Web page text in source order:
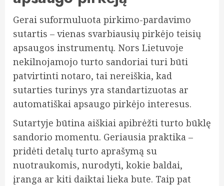
Gerai suformuluota pirkimo-pardavimo
sutartis – vienas svarbiausių pirkėjo teisių
apsaugos instrumentų. Nors Lietuvoje
nekilnojamojo turto sandoriai turi būti
patvirtinti notaro, tai nereiškia, kad
sutarties turinys yra standartizuotas ar
automatiškai apsaugo pirkėjo interesus.
Sutartyje būtina aiškiai apibrėžti turto būklę
sandorio momentu. Geriausia praktika –
pridėti detalų turto aprašymą su
nuotraukomis, nurodyti, kokie baldai,
įranga ar kiti daiktai lieka bute. Taip pat